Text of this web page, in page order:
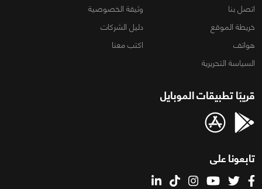
اتصل بنا
وثيقة الخصوصية
خريطة الموقع
دليل الشركات
هواتف
اكتب معنا
السياسة التحريرية
قريبًا تطبيقات الموبايل
تابعونا على